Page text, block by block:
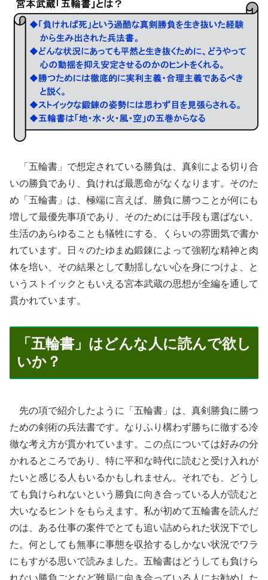
「五輪書」で想定されている勝負は、真剣による切り合
いの勝負であり、負ければ最悪命がなくなります。そのた
め「五輪書」は、極端に言えば、勝負に勝つことが何にも
増して最優先事項であり、そのためには手段も選ばない、
生活のあらゆることも犠牲にする、くらいの雰囲気で書か
れています。日々のたゆまぬ鍛錬によって強靭な精神と肉
体を培い、その結果として動揺しない心を身につけよ、と
いうストイックともいえる宮本武蔵の思想が全編を通して
貫かれています。
「五輪書」はどんな人に読んで欲し
いか？
先の項で紹介したように「五輪書」は、真剣勝負に勝つ
ための剣術の兵法書です。なりふり構わず勝ちに徹する冷
徹な考え方が貫かれています。この点については好みの分
かれるところであり、特に平和な時代に読むと受け入れが
たいと感じる人もいるかもしれません。それでも、どうし
ても負けられないという勝負に向き合っている人が読むと
大いなるヒントをもらえます。私が初めて五輪書を読んだ
のは、ある仕事の案件でとても追い詰められた状況下でし
た。何としても無事に事態を収拾するしかない状況でワラ
にもすがる思いで読みました。五輪書はどうしても負けら
れない勝負ごとなど難局に向き合っている人にお勧めした